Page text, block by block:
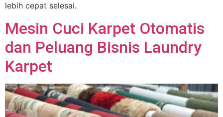
lebih cepat selesai.
Mesin Cuci Karpet Otomatis
dan Peluang Bisnis Laundry
Karpet